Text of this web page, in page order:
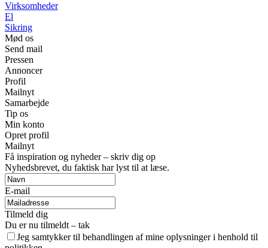
Virksomheder
El
Sikring
Mød os
Send mail
Pressen
Annoncer
Profil
Mailnyt
Samarbejde
Tip os
Min konto
Opret profil
Mailnyt
Få inspiration og nyheder – skriv dig op
Nyhedsbrevet, du faktisk har lyst til at læse.
E-mail
Tilmeld dig
Du er nu tilmeldt – tak
Jeg samtykker til behandlingen af mine oplysninger i henhold til